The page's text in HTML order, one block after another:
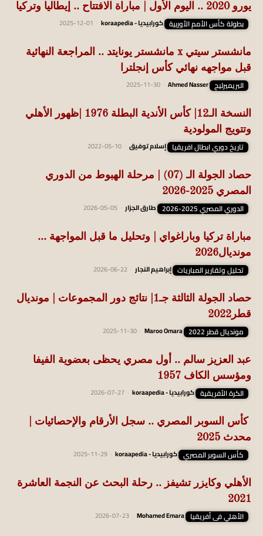
يورو 2020 .. اليوم الأول | مباراة الافتتاح .. إيطاليا وتركيا
بطولة كأس الأمم الأوربية كورابيديا - koraapedia 2025-12-01
مانشستر سيتي x مانشستر يونايتد .. المراجعة النهائية
قبل مواجهه نهائي كأس إنجلترا
البريميرليج Ahmed Nasser
2025-11-30
النسخة الـ12| كأس الأندية البطلة 1976 |ظهور الأهلي
وتتويج المولودية
تاريخ دوري ابطال افريقيا إسلام توفيق 2022-05-10
حصاد الجولة الـ (07) | مرحلة الهبوط من الدوري
المصري 2025-2026
الدوري المصري 2025-2026 طارق الجزار 2026-05-05
مباراة تركيا وباراغواي | وتحليل ما قبل المواجهة …
مونديال2026
تحليل وتقارير المباريات إبراهيم النجار 2026-06-22
حصاد الجولة الثالثة جـ1| نتائج دور المجموعات | مونديال
قطر2022
مونديال قطر 2022 Maroo Omara
2025-11-30
عبد العزيز سالم .. أول مصري يحظى بعضوية الفيفا
ومؤسس الكاف 1957
الكرة الأفريقية كورابيديا - koraapedia 2026-07-27
كأس السوبر المصري .. سجل الأرقام والإحصائيات |
محدث 2025
كأس السوبر المصري كورابيديا - koraapedia 2025-11-29
الأهلي وكايزر تشيفز .. رحلة البحث عن النجمة العاشرة
2021
الأهلي فى أفريقيا Mohamed Emara
2026-07-23